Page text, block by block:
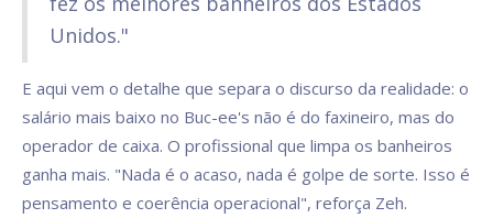
Unidos."
E aqui vem o detalhe que separa o discurso da realidade: o
salário mais baixo no Buc-ee's não é do faxineiro, mas do
operador de caixa. O profissional que limpa os banheiros
ganha mais. "Nada é o acaso, nada é golpe de sorte. Isso é
pensamento e coerência operacional", reforça Zeh.